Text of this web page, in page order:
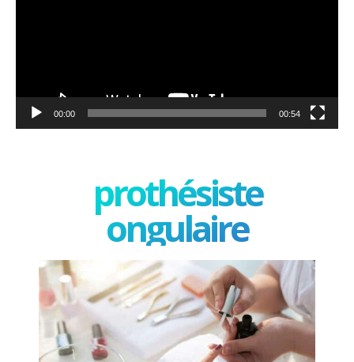
00:00 00:54
prothésiste
ongulaire